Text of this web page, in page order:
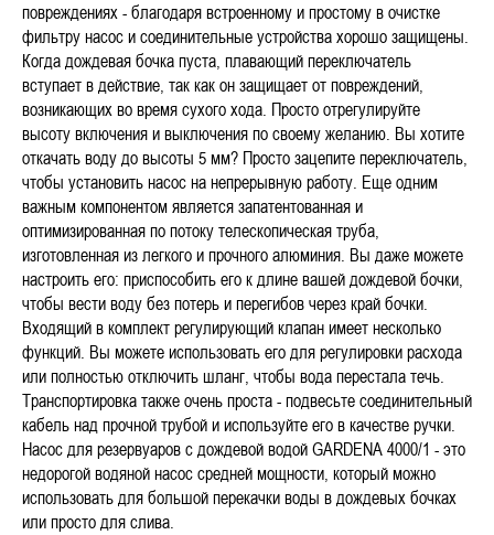
повреждениях - благодаря встроенному и простому в очистке
фильтру насос и соединительные устройства хорошо защищены.
Когда дождевая бочка пуста, плавающий переключатель
вступает в действие, так как он защищает от повреждений,
возникающих во время сухого хода. Просто отрегулируйте
высоту включения и выключения по своему желанию. Вы хотите
откачать воду до высоты 5 мм? Просто зацепите переключатель,
чтобы установить насос на непрерывную работу. Еще одним
важным компонентом является запатентованная и
оптимизированная по потоку телескопическая труба,
изготовленная из легкого и прочного алюминия. Вы даже можете
настроить его: приспособить его к длине вашей дождевой бочки,
чтобы вести воду без потерь и перегибов через край бочки.
Входящий в комплект регулирующий клапан имеет несколько
функций. Вы можете использовать его для регулировки расхода
или полностью отключить шланг, чтобы вода перестала течь.
Транспортировка также очень проста - подвесьте соединительный
кабель над прочной трубой и используйте его в качестве ручки.
Насос для резервуаров с дождевой водой GARDENA 4000/1 - это
недорогой водяной насос средней мощности, который можно
использовать для большой перекачки воды в дождевых бочках
или просто для слива.